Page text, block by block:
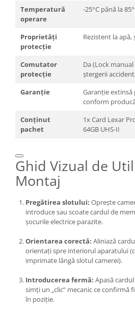
Temperatură
operare
-25°C până la
Proprietăți
protecție
Rezistent la
Comutator
protecție
Da (Lock
ștergerii
Garanție
Garanție
conform
Conținut
pachet
1x Card Lexar
64GB UHS-II
Ghid Vizual de
Montaj
Pregătirea slotului: Oprește
introduce sau scoate cardul de
șocurile electrice parazite.
Orientarea corectă: Aliniază
orientați spre interiorul aparatului
imprimate lângă slotul camerei).
Introducerea fermă: Apasă
simți un „clic” mecanic ce confirmă
în poziție.